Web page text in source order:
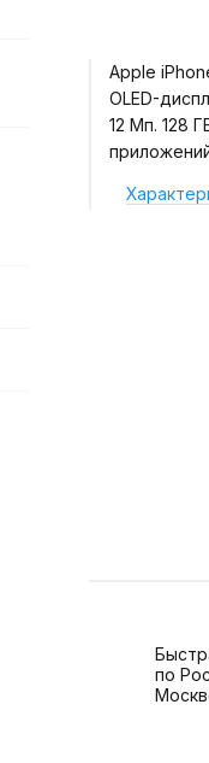
Apple
OLED-
12 Мп. 128
по